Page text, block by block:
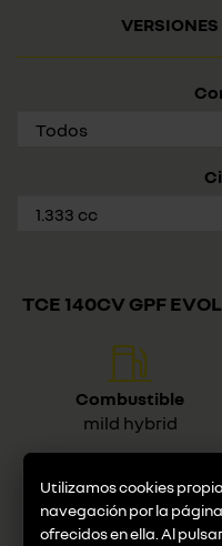
TCE 140CV GPF
Combustible
mild hybrid
Potencia
103 KW (140 CV) (cv/
Utilizamos cookies
navegación por la
ofrecidos en ella. Al